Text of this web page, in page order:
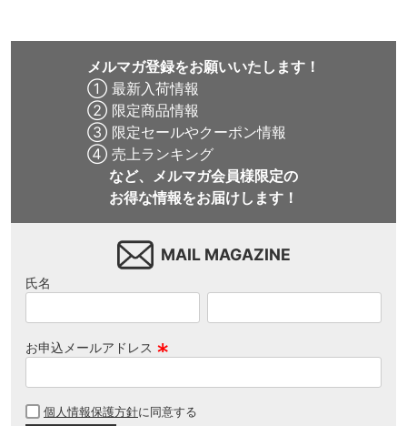
メルマガ登録をお願いいたします！
① 最新入荷情報
② 限定商品情報
③ 限定セールやクーポン情報
④ 売上ランキング
など、メルマガ会員様限定の
お得な情報をお届けします！
MAIL MAGAZINE
氏名
お申込メールアドレス
須
個人情報保護方針に同意する